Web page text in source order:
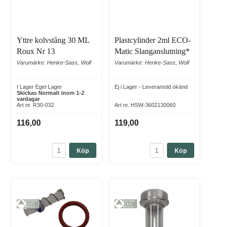
Yttre kolvstång 30 ML
Roux Nr 13
Varumärke: Henke-Sass, Wolf
I Lager Eget Lager
Skickas Normalt inom 1-2
vardagar
Art nr. R30-032
116,00
Köp
Plastcylinder 2ml ECO-
Matic Slanganslutning*
Varumärke: Henke-Sass, Wolf
Ej i Lager - Leveranstid okänd
Art nr. HSW-3602130060
119,00
Köp